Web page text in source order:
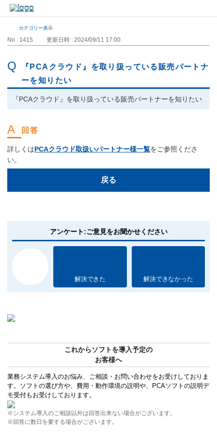
カテゴリー表示
No : 1415 更新日時 : 2024/09/11 17:00
『PCAクラウド』を取り扱っている販売パートナ
ーを知りたい
『PCAクラウド』を取り扱っている販売パートナーを知りたい
詳しくはPCAクラウド取扱いパートナー様一覧をご参照くださ
い。
戻る
アンケート:ご意見をお聞かせください
解決できた 解決できなかった
これからソフトを導入予定の
お客様へ
業務システム導入のお悩み、ご相談・お問い合わせをお受けしておりま
す。ソフトの選び方や、費用・動作環境の説明や、PCAソフトの説明デ
モ受付もお受けしております。
※システム導入のご相談以外は回答出来ない場合がございます。
※回答に数日を要する場合がございます。